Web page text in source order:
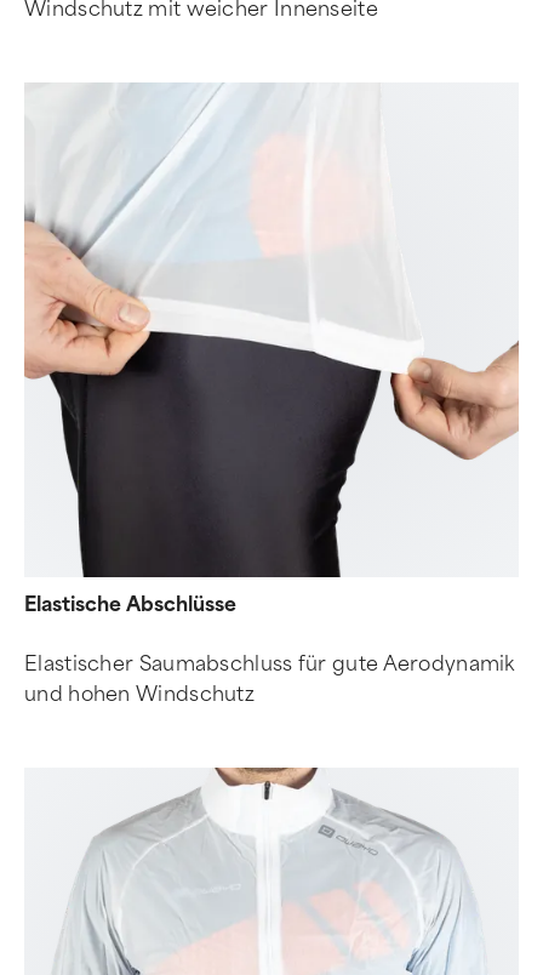
Windschutz mit weicher Innenseite
Elastische Abschlüsse
Elastischer Saumabschluss für gute Aerodynamik
und hohen Windschutz